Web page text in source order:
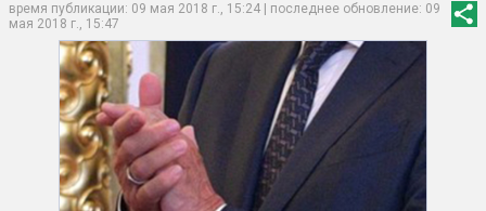
время публикации: 09 мая 2018 г., 15:24 | последнее обновление: 09
мая 2018 г., 15:47